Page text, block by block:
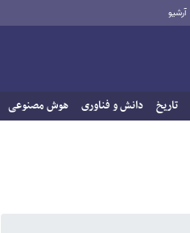
آرشیو
تاریخ دانش و فناوری هوش مصنوعی